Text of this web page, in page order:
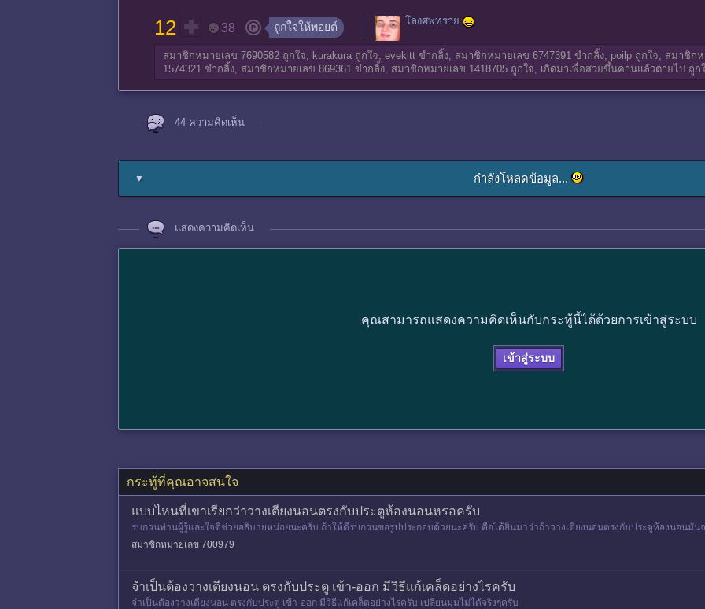
12 38 ถูกใจให้พอยต์ โลงศพทราย
สมาชิกหมายเลข 7690582 ถูกใจ, kurakura ถูกใจ, evekitt ขำกลิ้ง, สมาชิกหมายเลข 6747391 ขำกลิ้ง, poilp ถูกใจ, สมาชิกห
1574321 ขำกลิ้ง, สมาชิกหมายเลข 869361 ขำกลิ้ง, สมาชิกหมายเลข 1418705 ถูกใจ, เกิดมาเพื่อสวยขึ้นคานแล้วตายไป ถูก
44 ความคิดเห็น
▼ กำลังโหลดข้อมูล...
แสดงความคิดเห็น
คุณสามารถแสดงความคิดเห็นกับกระทู้นี้ได้ด้วยการเข้าสู่ระบบ
เข้าสู่ระบบ
กระทู้ที่คุณอาจสนใจ
แบบไหนที่เขาเรียกว่าวางเตียงนอนตรงกับประตูห้องนอนหรอครับ
รบกวนท่านผู้รู้และใจดีช่วยอธิบายหน่อยนะครับ ถ้าให้ดีรบกวนขอรูปประกอบด้วยนะครับ คือได้ยินมาว่าถ้าวางเตียงนอนตรงกับประตูห้องนอนมัน
สมาชิกหมายเลข 700979
จำเป็นต้องวางเตียงนอน ตรงกับประตู เข้า-ออก มีวิธีแก้เคล็ดอย่างไรครับ
จำเป็นต้องวางเตียงนอน ตรงกับประตู เข้า-ออก มีวิธีแก้เคล็ดอย่างไรครับ เปลี่ยนมุมไม่ได้จริงๆครับ